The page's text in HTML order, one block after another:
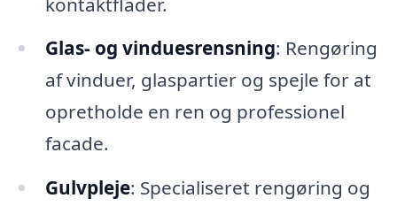
Glas- og vinduesrensning: Rengøring
af vinduer, glaspartier og spejle for at
opretholde en ren og professionel
facade.
Gulvpleje: Specialiseret rengøring og